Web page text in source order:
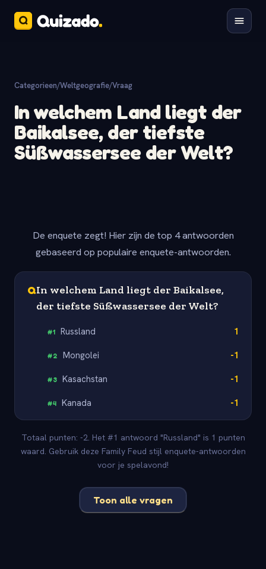
Categorieen/Weltgeografie/Vraag
In welchem Land liegt der
Baikalsee, der tiefste
Süßwassersee der Welt?
De enquete zegt! Hier zijn de top 4 antwoorden
gebaseerd op populaire enquete-antwoorden.
QIn welchem Land liegt der Baikalsee,
der tiefste Süßwassersee der Welt?
#1 Russland 1
#2 Mongolei -1
#3 Kasachstan -1
#4 Kanada -1
Totaal punten: -2. Het #1 antwoord "Russland" is 1 punten
waard. Gebruik deze Family Feud stijl enquete-antwoorden
voor je spelavond!
Toon alle vragen